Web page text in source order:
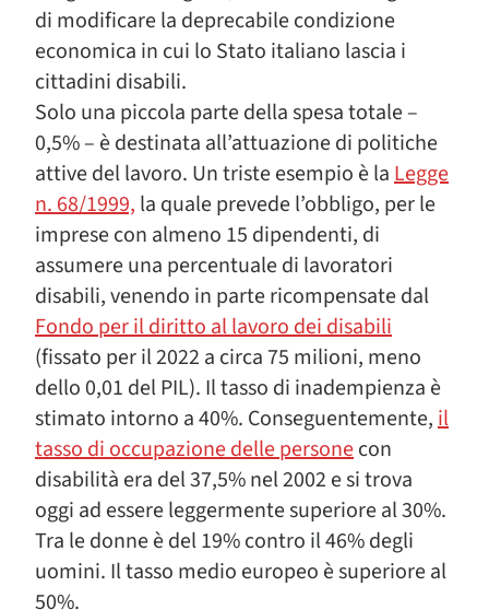
di modificare la deprecabile condizione
economica in cui lo Stato italiano lascia i
cittadini disabili.
Solo una piccola parte della spesa totale –
0,5% – è destinata all’attuazione di politiche
attive del lavoro. Un triste esempio è laLegge
n. 68/1999, la quale prevede l’obbligo, per le
imprese con almeno 15 dipendenti, di
assumere una percentuale di lavoratori
disabili, venendo in parte ricompensate dal
Fondo per il diritto al lavoro dei disabili
(fissato per il 2022 a circa 75 milioni, meno
dello 0,01 del PIL). Il tasso di inadempienza è
stimato intorno a 40%. Conseguentemente,il
tasso di occupazione delle personecon
disabilità era del 37,5% nel 2002 e si trova
oggi ad essere leggermente superiore al 30%.
Tra le donne è del 19% contro il 46% degli
uomini. Il tasso medio europeo è superiore al
50%.